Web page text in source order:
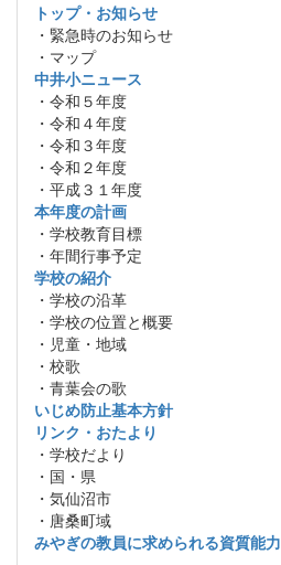
トップ・お知らせ
・緊急時のお知らせ
・マップ
中井小ニュース
・令和５年度
・令和４年度
・令和３年度
・令和２年度
・平成３１年度
本年度の計画
・学校教育目標
・年間行事予定
学校の紹介
・学校の沿革
・学校の位置と概要
・児童・地域
・校歌
・青葉会の歌
いじめ防止基本方針
リンク・おたより
・学校だより
・国・県
・気仙沼市
・唐桑町域
みやぎの教員に求められる資質能力